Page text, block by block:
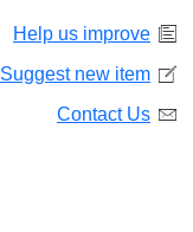
Help us improve
Suggest new item
Contact Us